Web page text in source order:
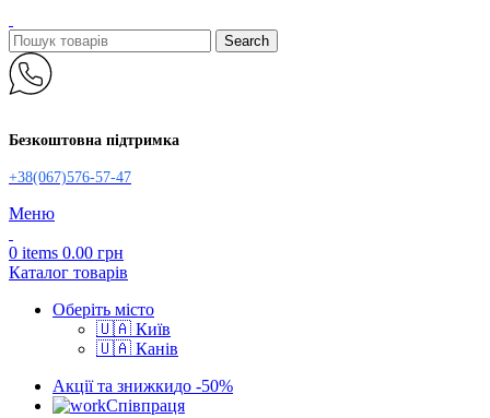
Search
Безкоштовна підтримка
+38(067)576-57-47
Меню
0 items 0.00 грн
Каталог товарів
Оберіть місто
🇺🇦 Київ
🇺🇦 Канів
Акції та знижкидо -50%
Співпраця